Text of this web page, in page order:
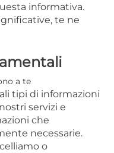
informativa.
te ne
a te
tipi di informazioni
servizi e
che
necessarie.
o